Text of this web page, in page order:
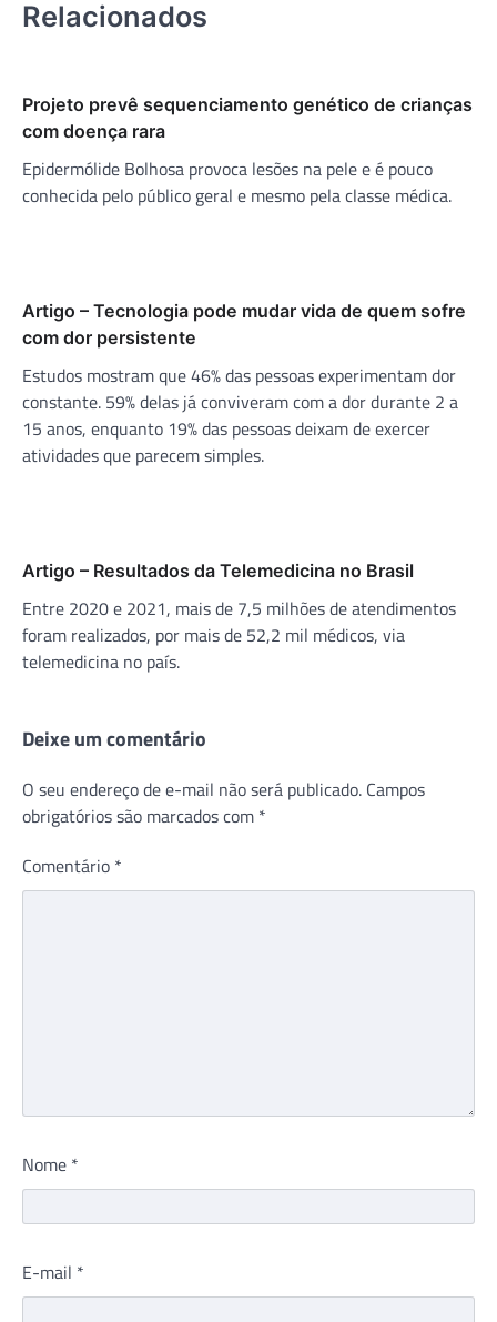
Relacionados
Projeto prevê sequenciamento genético de crianças
com doença rara
Epidermólide Bolhosa provoca lesões na pele e é pouco
conhecida pelo público geral e mesmo pela classe médica.
Artigo – Tecnologia pode mudar vida de quem sofre
com dor persistente
Estudos mostram que 46% das pessoas experimentam dor
constante. 59% delas já conviveram com a dor durante 2 a
15 anos, enquanto 19% das pessoas deixam de exercer
atividades que parecem simples.
Artigo – Resultados da Telemedicina no Brasil
Entre 2020 e 2021, mais de 7,5 milhões de atendimentos
foram realizados, por mais de 52,2 mil médicos, via
telemedicina no país.
Deixe um comentário
O seu endereço de e-mail não será publicado. Campos
obrigatórios são marcados com *
Comentário *
Nome *
E-mail *